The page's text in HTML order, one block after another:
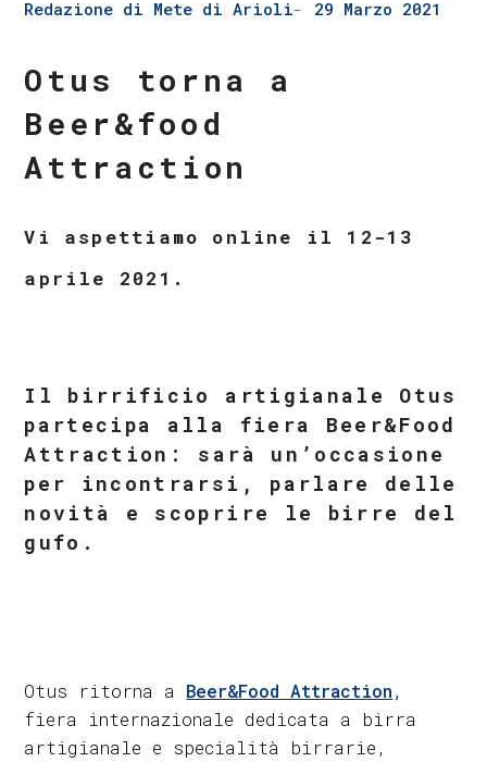
Redazione di Mete di Arioli 29 Marzo 2021
Otus torna a
Beer&food
Attraction
Vi aspettiamo online il 12-13
aprile 2021.
Il birrificio artigianale Otus
partecipa alla fiera Beer&Food
Attraction: sarà un’occasione
per incontrarsi, parlare delle
novità e scoprire le birre del
gufo.
Otus ritorna a Beer&Food Attraction,
fiera internazionale dedicata a birra
artigianale e specialità birrarie,